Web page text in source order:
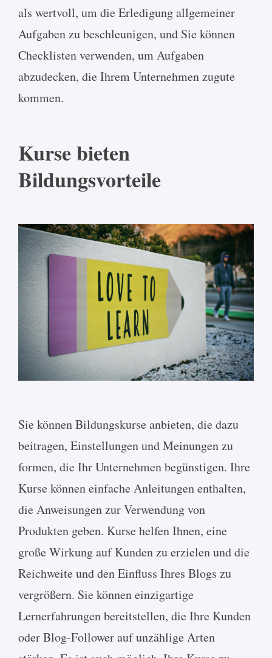
als wertvoll, um die Erledigung allgemeiner
Aufgaben zu beschleunigen, und Sie können
Checklisten verwenden, um Aufgaben
abzudecken, die Ihrem Unternehmen zugute
kommen.
Kurse bieten
Bildungsvorteile
Sie können Bildungskurse anbieten, die dazu
beitragen, Einstellungen und Meinungen zu
formen, die Ihr Unternehmen begünstigen. Ihre
Kurse können einfache Anleitungen enthalten,
die Anweisungen zur Verwendung von
Produkten geben. Kurse helfen Ihnen, eine
große Wirkung auf Kunden zu erzielen und die
Reichweite und den Einfluss Ihres Blogs zu
vergrößern. Sie können einzigartige
Lernerfahrungen bereitstellen, die Ihre Kunden
oder Blog-Follower auf unzählige Arten